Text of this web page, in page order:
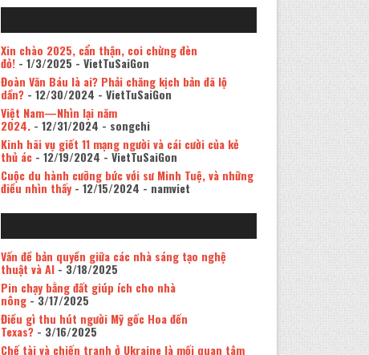
Xin chào 2025, cẩn thận, coi chừng đèn
đỏ!- 1/3/2025 - VietTuSaiGon
Đoàn Văn Báu là ai? Phải chăng kịch bản đã lộ
dần?- 12/30/2024 - VietTuSaiGon
Việt Nam—Nhìn lại năm
2024.- 12/31/2024 - songchi
Kinh hãi vụ giết 11 mạng người và cái cười của kẻ
thủ ác- 12/19/2024 - VietTuSaiGon
Cuộc du hành cưỡng bức với sư Minh Tuệ, và những
điều nhìn thấy- 12/15/2024 - namviet
Vấn đề bản quyền giữa các nhà sáng tạo nghệ
thuật và AI- 3/18/2025
Pin chạy bằng đất giúp ích cho nhà
nông- 3/17/2025
Điều gì thu hút người Mỹ gốc Hoa đến
Texas?- 3/16/2025
Chế tài và chiến tranh ở Ukraine là mối quan tâm